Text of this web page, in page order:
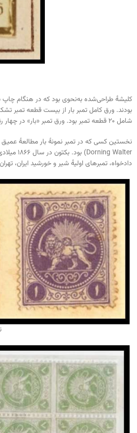
بودند. ورق کامل تمبر بار از بیست قطعه
شامل ۲۰ قطعه تمبر بود. ورق تمبر «بار» در چهار رنگ: سبز، قرمز، آبی و بنفش چاپ شد که روی‌هم ۴۰ قطعه تمبر در چهار رقم قیمتی را شامل بود.
دادخواه، تمبرهای اولیهٔ شیر و خورشید ایران، تهران، ۱۳۳۹ خورشیدی، ص ۲ و ص ۸) پس از بکتون، دکتر محمد دادخواه تحقیق او را کامل و به پایان